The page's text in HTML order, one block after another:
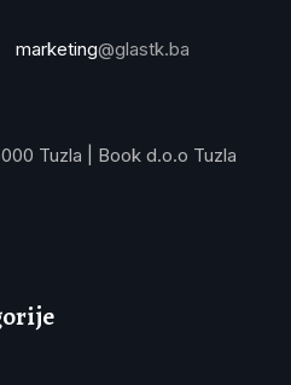
marketing@glastk.ba
Tuzla | Book d.o.o Tuzla